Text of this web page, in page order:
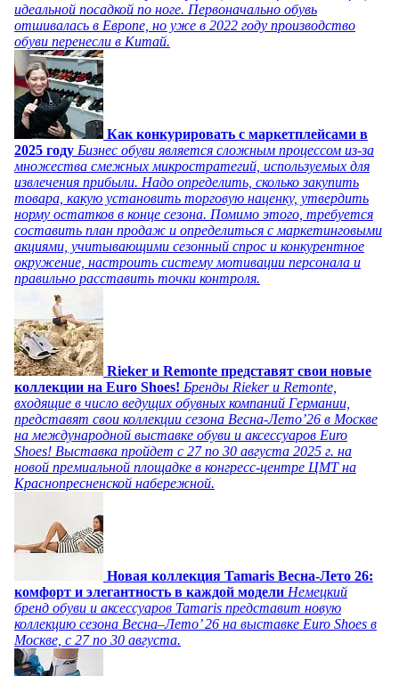
идеальной посадкой по ноге. Первоначально обувь
отшивалась в Европе, но уже в 2022 году производство
обуви перенесли в Китай.
Как конкурировать с маркетплейсами в
2025 году Бизнес обуви является сложным процессом из-за
множества смежных микростратегий, используемых для
извлечения прибыли. Надо определить, сколько закупить
товара, какую установить торговую наценку, утвердить
норму остатков в конце сезона. Помимо этого, требуется
составить план продаж и определиться с маркетинговыми
акциями, учитывающими сезонный спрос и конкурентное
окружение, настроить систему мотивации персонала и
правильно расставить точки контроля.
Rieker и Remonte представят свои новые
коллекции на Euro Shoes! Бренды Rieker и Remonte,
входящие в число ведущих обувных компаний Германии,
представят свои коллекции сезона Весна-Лето’26 в Москве
на международной выставке обуви и аксессуаров Euro
Shoes! Выставка пройдет c 27 по 30 августа 2025 г. на
новой премиальной площадке в конгресс-центре ЦМТ на
Краснопресненской набережной.
Новая коллекция Tamaris Весна-Лето 26:
комфорт и элегантность в каждой модели Немецкий
бренд обуви и аксессуаров Tamaris представит новую
коллекцию сезона Весна–Лето’ 26 на выставке Euro Shoes в
Москве, с 27 по 30 августа.